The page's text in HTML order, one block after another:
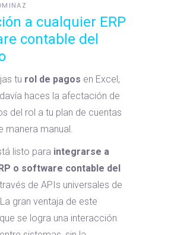
a cualquier ERP
contable del
tu rol de pagos en Excel,
haces la afectación de
del rol a tu plan de cuentas
manera manual.
listo para integrarse a
o software contable del
de APIs universales de
gran ventaja de este
se logra una interacción